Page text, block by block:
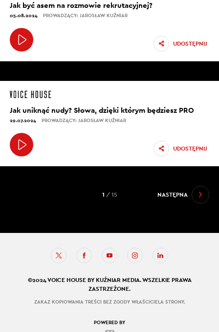
Jak być asem na rozmowie rekrutacyjnej?
05.08.2024 PROWADZĄCY: JAROSŁAW KUŹNIAR
UDOSTĘPNIJ
Jak uniknąć nudy? Słowa, dzięki którym będziesz PRO
29.07.2024 PROWADZĄCY: JAROSŁAW KUŹNIAR
UDOSTĘPNIJ
NASTĘPNA
1 / 15
©2024 VOICE HOUSE BY KUŹNIAR MEDIA. WSZELKIE PRAWA
ZASTRZEŻONE.
ZAKAZ KOPIOWANIA TREŚCI BEZ ZGODY WŁAŚCICIELA STRONY.
POWERED BY